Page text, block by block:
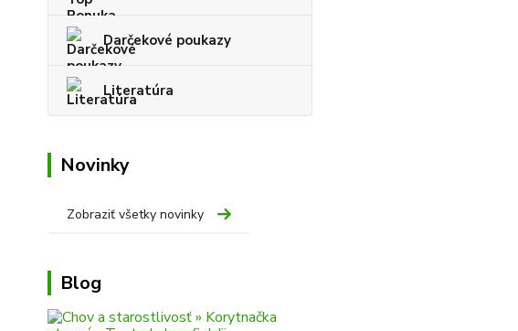
Darčekové poukazy
Literatúra
Novinky
Zobraziť všetky novinky
Blog